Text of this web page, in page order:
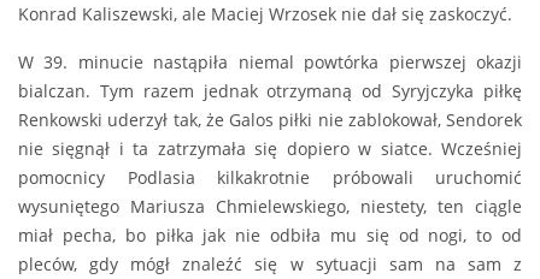
Konrad Kaliszewski, ale Maciej Wrzosek nie dał się zaskoczyć.
W 39. minucie nastąpiła niemal powtórka pierwszej okazji
bialczan. Tym razem jednak otrzymaną od Syryjczyka piłkę
Renkowski uderzył tak, że Galos piłki nie zablokował, Sendorek
nie sięgnął i ta zatrzymała się dopiero w siatce. Wcześniej
pomocnicy Podlasia kilkakrotnie próbowali uruchomić
wysuniętego Mariusza Chmielewskiego, niestety, ten ciągle
miał pecha, bo piłka jak nie odbiła mu się od nogi, to od
pleców, gdy mógł znaleźć się w sytuacji sam na sam z